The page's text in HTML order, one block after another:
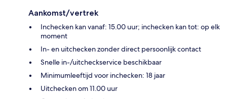
Aankomst/vertrek
Inchecken kan vanaf: 15.00 uur; inchecken kan tot: op elk
moment
In- en uitchecken zonder direct persoonlijk contact
Snelle in-/uitcheckservice beschikbaar
Minimumleeftijd voor inchecken: 18 jaar
Uitchecken om 11.00 uur